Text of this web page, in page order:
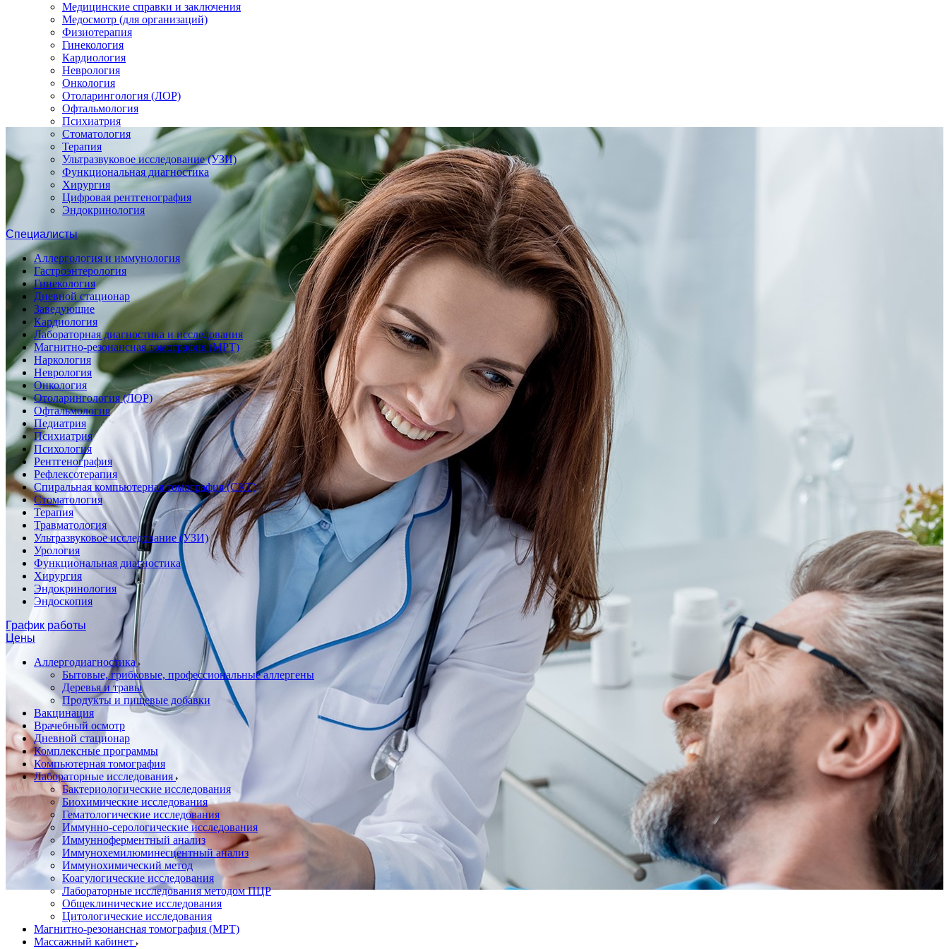
Медицинские справки и заключения
Медосмотр (для организаций)
Физиотерапия
Гинекология
Кардиология
Неврология
Онкология
Отоларингология (ЛОР)
Офтальмология
Психиатрия
Стоматология
Терапия
Ультразвуковое исследование (УЗИ)
Функциональная диагностика
Хирургия
Цифровая рентгенография
Эндокринология
Специалисты
Аллергология и иммунология
Гастроэнтерология
Гинекология
Дневной стационар
Заведующие
Кардиология
Лабораторная диагностика и исследования
Магнитно-резонансная томография (МРТ)
Наркология
Неврология
Онкология
Отоларингология (ЛОР)
Офтальмология
Педиатрия
Психиатрия
Психология
Рентгенография
Рефлексотерапия
Спиральная компьютерная томография (СКТ)
Стоматология
Терапия
Травматология
Ультразвуковое исследование (УЗИ)
Урология
Функциональная диагностика
Хирургия
Эндокринология
Эндоскопия
График работы
Цены
Аллергодиагностика
Бытовые, грибковые, профессиональные аллергены
Деревья и травы
Продукты и пищевые добавки
Вакцинация
Врачебный осмотр
Дневной стационар
Комплексные программы
Компьютерная томография
Лабораторные исследования
Бактериологические исследования
Биохимические исследования
Гематологические исследования
Иммунно-серологические исследования
Иммунноферментный анализ
Иммунохемилюминесцентный анализ
Иммунохимический метод
Коагулогические исследования
Лабораторные исследования методом ПЦР
Общеклинические исследования
Цитологические исследования
Магнитно-резонансная томография (МРТ)
Массажный кабинет